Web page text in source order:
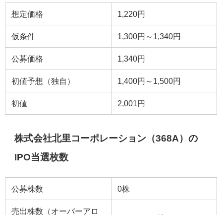
想定価格 1,220円
仮条件 1,300円～1,340円
公募価格 1,340円
初値予想（独自） 1,400円～1,500円
初値 2,001円
株式会社北里コーポレーション（368A）の
IPO当選枚数
公募株数 0株
売出株数（オーバーアロ